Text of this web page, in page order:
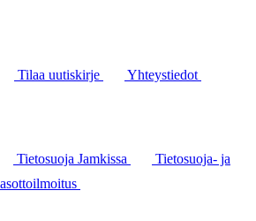
Tilaa uutiskirje Yhteystiedot
Tietosuoja Jamkissa
Tietosuoja- ja